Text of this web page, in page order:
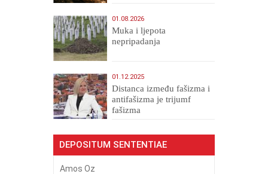
01.08.2026
Muka i ljepota
nepripadanja
01.12.2025
Distanca između fašizma i
antifašizma je trijumf
fašizma
DEPOSITUM SENTENTIAE
Amos Oz